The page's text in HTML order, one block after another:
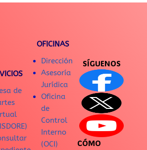
de
OFICINAS
Dirección
Asesoría
Jurídica
Oficina
de
Control
Interno
(OCI)
SÍGUENOS
CÓMO